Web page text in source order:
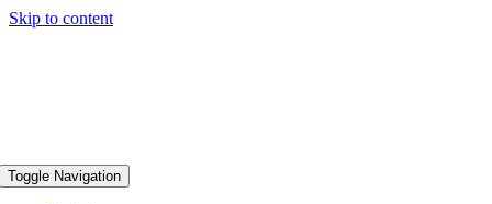
Skip to content
Toggle Navigation